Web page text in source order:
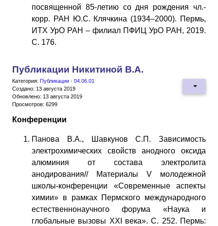
посвященной 85-летию со дня рождения чл.-
корр. РАН Ю.С. Клячкина (1934–2000). Пермь,
ИТХ УрО РАН – филиал ПФИЦ УрО РАН, 2019.
С. 176.
Публикации Никитиной В.А.
Категория: Публикации - 04.06.01
Создано: 13 августа 2019
Обновлено: 13 августа 2019
Просмотров: 6299
Конференции
Панова В.А., Шавкунов С.П. Зависимость
электрохимических свойств анодного оксида
алюминия от состава электролита
анодирования// Материалы V молодежной
школы-конференции «Современные аспекты
химии» в рамках Пермского международного
естественнонаучного форума «Наука и
глобальные вызовы XXI века». C. 252. Пермь: